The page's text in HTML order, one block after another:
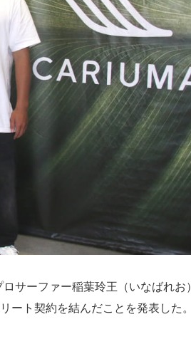
サーファー稲葉玲王（いなばれお
ート契約を結んだことを発表した。